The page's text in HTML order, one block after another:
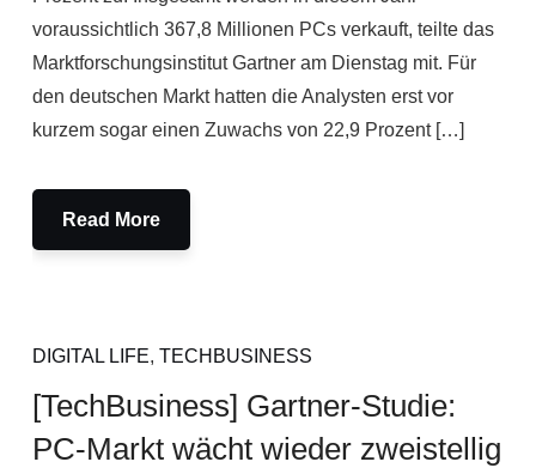
voraussichtlich 367,8 Millionen PCs verkauft, teilte das
Marktforschungsinstitut Gartner am Dienstag mit. Für
den deutschen Markt hatten die Analysten erst vor
kurzem sogar einen Zuwachs von 22,9 Prozent […]
Read More
DIGITAL LIFE, TECHBUSINESS
[TechBusiness] Gartner-Studie:
PC-Markt wächt wieder zweistellig